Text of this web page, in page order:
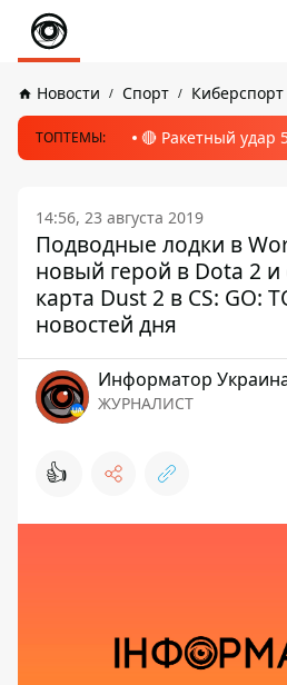
Новости Спорт Киберспорт
ТОПТЕМЫ: 🔴 Ракетный удар
14:56, 23 августа 2019
Подводные лодки в
новый герой в Dota 2
карта Dust 2 в CS: GO:
новостей дня
Информатор
ЖУРНАЛИСТ
👍